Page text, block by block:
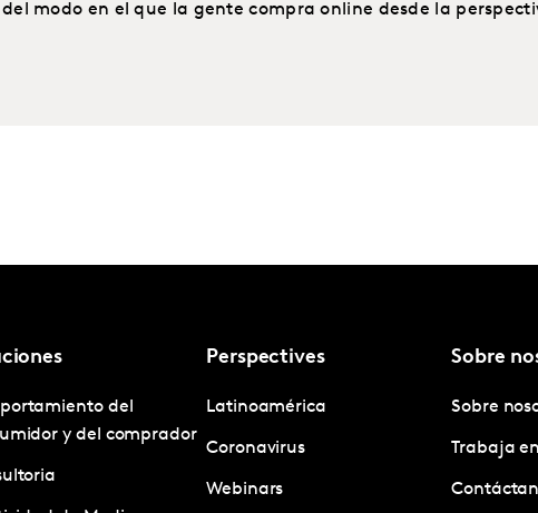
modo en el que la gente compra online desde la
del
y del comprador
Perspectives
Latinoamérica
Coronavirus
Webinars
Sobre
Sobre
Trabaja